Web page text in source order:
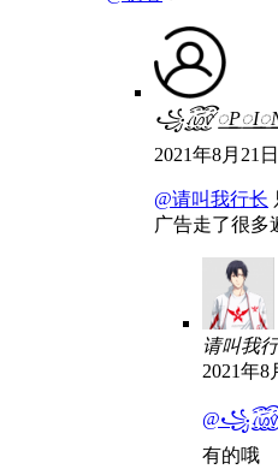
2021年8月21
@请叫我行长
广告走了很多
请叫我
2021年8
有的哦